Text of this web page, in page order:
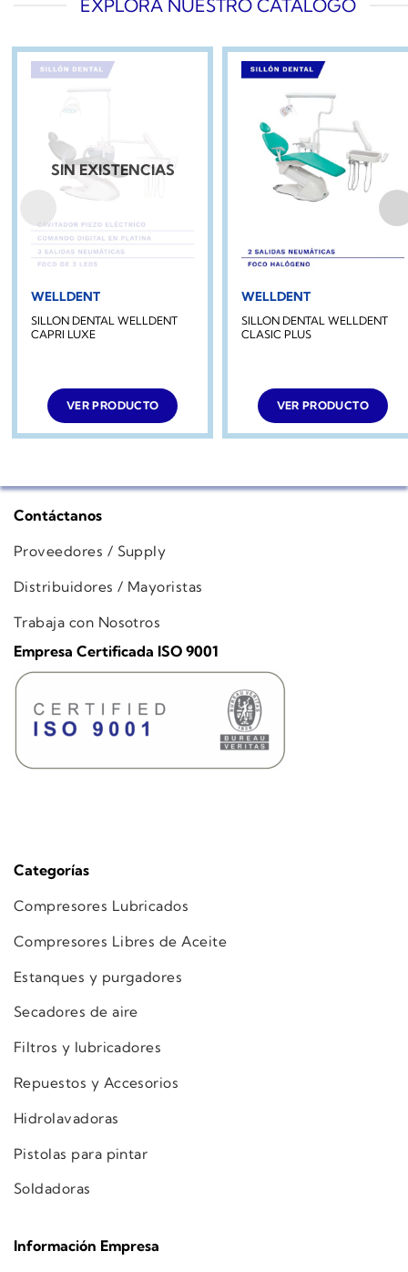
EXPLORA NUESTRO CATÁLOGO
SIN EXISTENCIAS
WELLDENT
SILLON DENTAL WELLDENT
CAPRI LUXE
VER PRODUCTO
WELLDENT
SILLON DENTAL WELLDENT
CLASIC PLUS
VER PRODUCTO
Categorías
Compresores Lubricados
Compresores Libres de Aceite
Estanques y purgadores
Secadores de aire
Filtros y lubricadores
Repuestos y Accesorios
Hidrolavadoras
Pistolas para pintar
Soldadoras
Información Empresa
Contáctanos
Proveedores / Supply
Distribuidores / Mayoristas
Trabaja con Nosotros
Empresa Certificada ISO 9001